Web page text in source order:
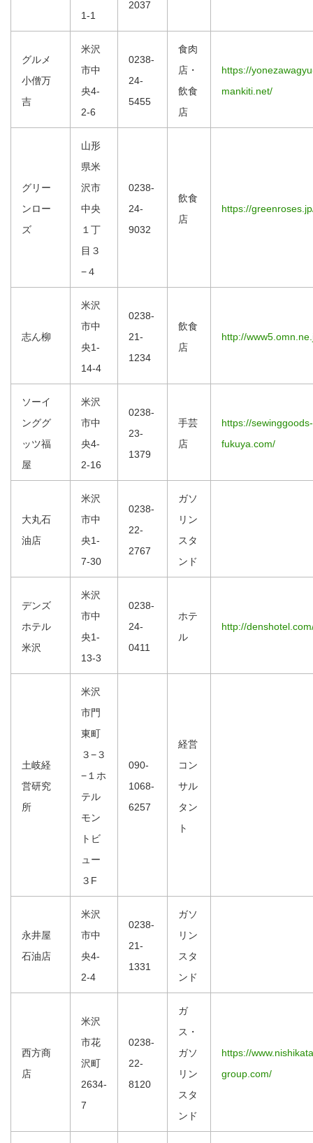
1-1
2037
グルメ
小僧万
吉
米沢
市中
央4-
2-6
0238-
24-
5455
食肉
店・
飲食
店
https://
mankiti.net/
グリー
ンロー
ズ
山形
県米
沢市
中央
１丁
目３
−４
0238-
24-
9032
飲食
店
https://
志ん柳
米沢
市中
央1-
14-4
0238-
21-
1234
飲食
店
http://
ソーイ
ンググ
ッツ福
屋
米沢
市中
央4-
2-16
0238-
23-
1379
手芸
店
https://sewinggoods-
fukuya.com/
大丸石
油店
米沢
市中
央1-
7-30
0238-
22-
2767
ガソ
リン
スタ
ンド
デンズ
ホテル
米沢
米沢
市中
央1-
13-3
0238-
24-
0411
ホテ
ル
http://
土岐経
営研究
所
米沢
市門
東町
３−３
−１ホ
テル
モン
トビ
ュー
３F
090-
1068-
6257
経営
コン
サル
タン
ト
永井屋
石油店
米沢
市中
央4-
2-4
0238-
21-
1331
ガソ
リン
スタ
ンド
西方商
店
米沢
市花
沢町
2634-
7
0238-
22-
8120
ガ
ス・
ガソ
リン
スタ
ンド
https://
group.com/